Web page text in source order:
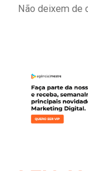
Não deixem de